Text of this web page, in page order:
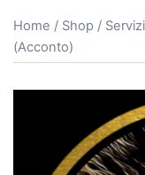
Home / Shop /
(Acconto)